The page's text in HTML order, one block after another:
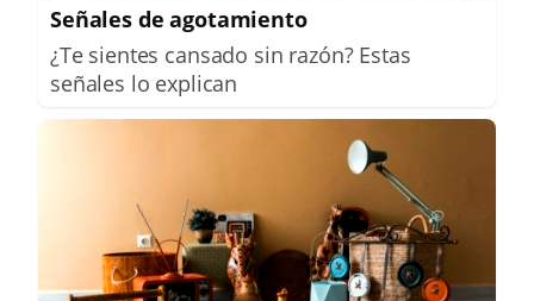
Señales de agotamiento
¿Te sientes cansado sin razón? Estas
señales lo explican